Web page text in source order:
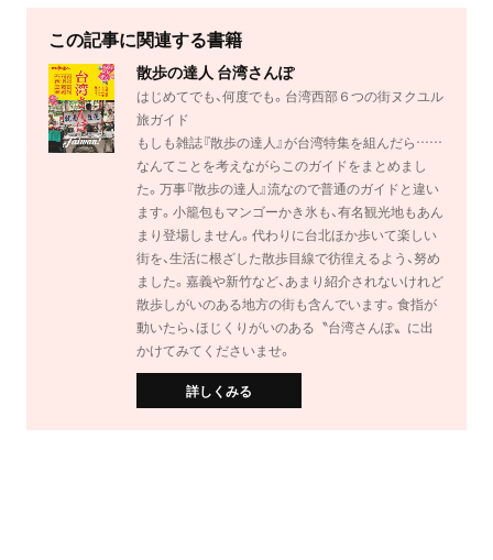
この記事に関連する書籍
散歩の達人 台湾さんぽ
はじめてでも、何度でも。台湾西部６つの街ヌクユル
旅ガイド
もしも雑誌『散歩の達人』が台湾特集を組んだら……
なんてことを考えながらこのガイドをまとめまし
た。万事『散歩の達人』流なので普通のガイドと違い
ます。小籠包もマンゴーかき氷も、有名観光地もあん
まり登場しません。代わりに台北ほか歩いて楽しい
街を、生活に根ざした散歩目線で彷徨えるよう、努め
ました。嘉義や新竹など、あまり紹介されないけれど
散歩しがいのある地方の街も含んでいます。食指が
動いたら、ほじくりがいのある〝台湾さんぽ〟に出
かけてみてくださいませ。
詳しくみる